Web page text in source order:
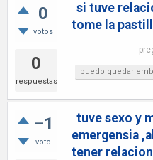
0
votos
0
respuestas
si tuve
tome la
puedo quedar
–1
voto
tuve sexo y
emergensia
tener